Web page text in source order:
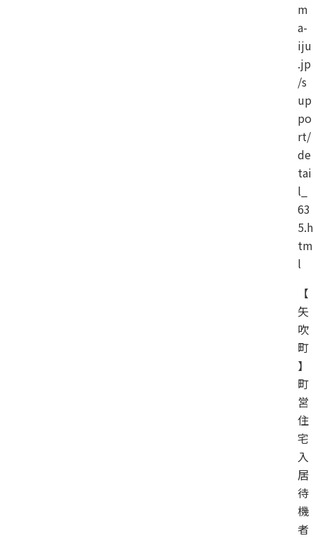
m
a-
iju
.jp
/s
up
po
rt/
de
tai
l_
63
5.h
tm
l
【
矢
吹
町
】
町
営
住
宅
入
居
待
機
者